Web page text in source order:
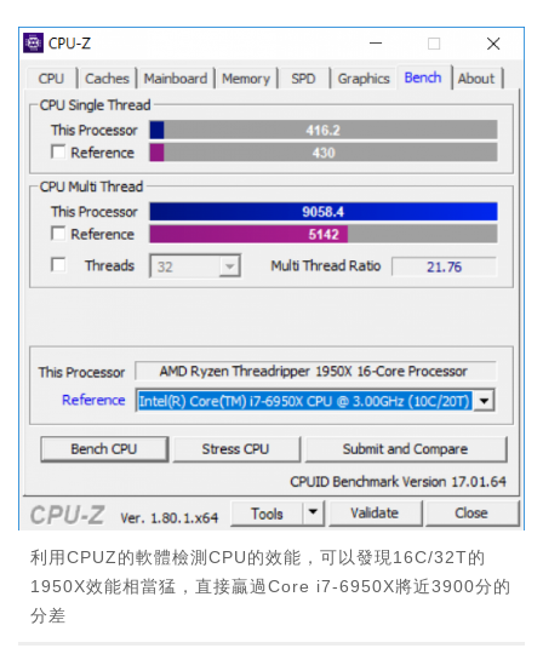
利用CPUZ的軟體檢測CPU的效能，可以發現16C/32T的
1950X效能相當猛，直接贏過Core i7-6950X將近3900分的
分差